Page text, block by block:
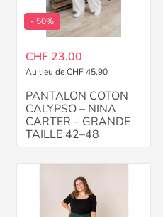
- 50%
CHF 23.00
Au lieu de CHF 45.90
PANTALON COTON
CALYPSO – NINA
CARTER – GRANDE
TAILLE 42–48